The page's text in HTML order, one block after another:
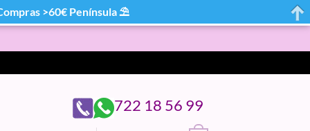
722 18 56 99
>60€ Península ⛱